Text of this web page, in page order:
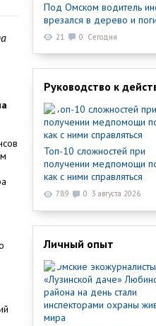
Под Омском водитель
врезался в дерево и
21 0 Сегодня
Руководство к
Топ-10 сложностей при
получении медпомощи
как с ними справляться
789 0 3 августа 2026
Личный опыт